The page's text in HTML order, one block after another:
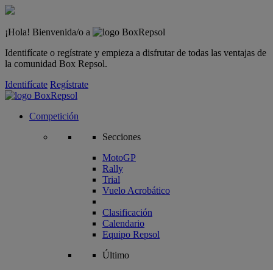
¡Hola! Bienvenida/o a
Identifícate o regístrate y empieza a disfrutar de todas las ventajas de
la comunidad Box Repsol.
Identifícate Regístrate
Competición
Secciones
MotoGP
Rally
Trial
Vuelo Acrobático
Clasificación
Calendario
Equipo Repsol
Último